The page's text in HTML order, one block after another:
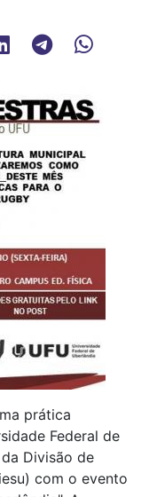
prática
Federal de
Divisão de
com o evento